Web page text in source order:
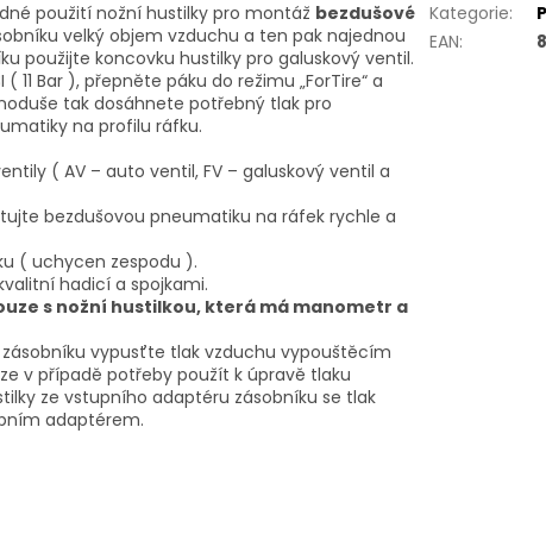
použití nožní hustilky pro montáž bezdušové
velký objem vzduchu a ten pak najednou
použijte koncovku hustilky pro galuskový ventil.
11 Bar ), přepněte páku do režimu „ForTire“ a
tak dosáhnete potřebný tlak pro
na profilu ráfku.
( AV – auto ventil, FV – galuskový ventil a
bezdušovou pneumatiku na ráfek rychle a
( uchycen zespodu ).
hadicí a spojkami.
s nožní hustilkou, která má manometr a
vypusťte tlak vzduchu vypouštěcím
v případě potřeby použít k úpravě tlaku
ze vstupního adaptéru zásobníku se tlak
adaptérem.
Kategorie:
EAN: